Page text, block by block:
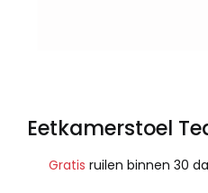
Eetkamerstoel
Gratis ruilen binnen 30